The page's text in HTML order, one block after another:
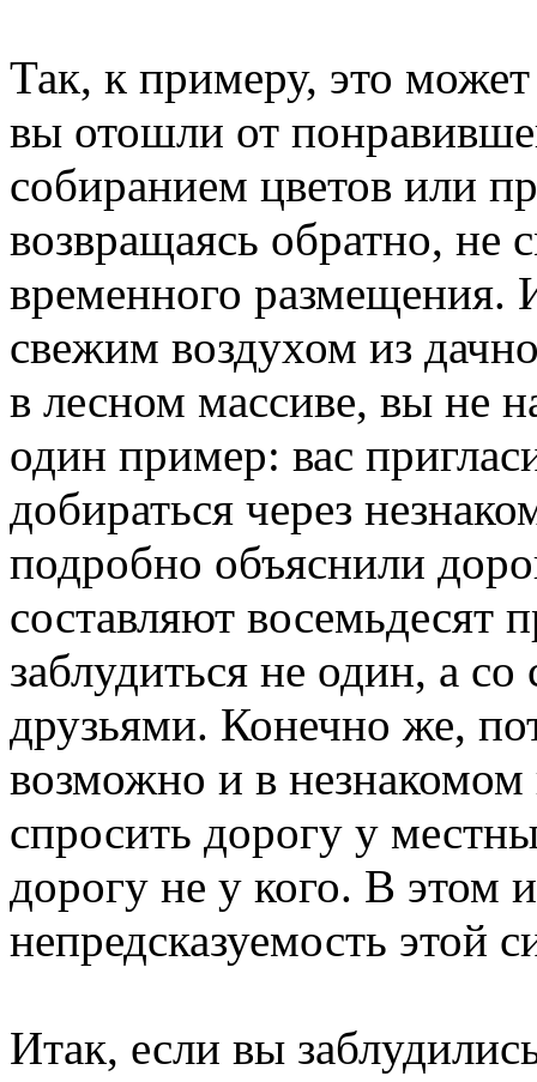
Так, к примеру, это
вы отошли от
собиранием цветов или
возвращаясь обратно, не
временного
свежим воздухом из
в лесном массиве, вы не
один пример: вас
добираться через
подробно объяснили
составляют восемьдесят
заблудиться не один, а
друзьями. Конечно же,
возможно и в
спросить дорогу у
дорогу не у кого. В этом
непредсказуемость этой
Итак, если вы